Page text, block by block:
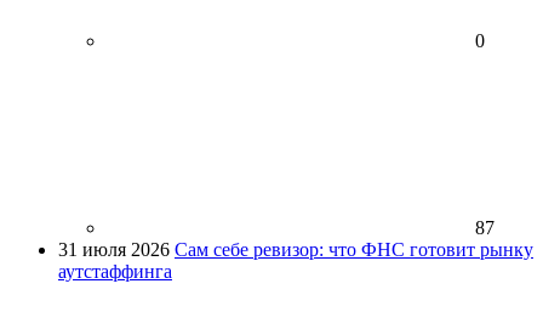
0
87
31 июля 2026 Сам себе ревизор: что ФНС готовит рынку
аутстаффинга